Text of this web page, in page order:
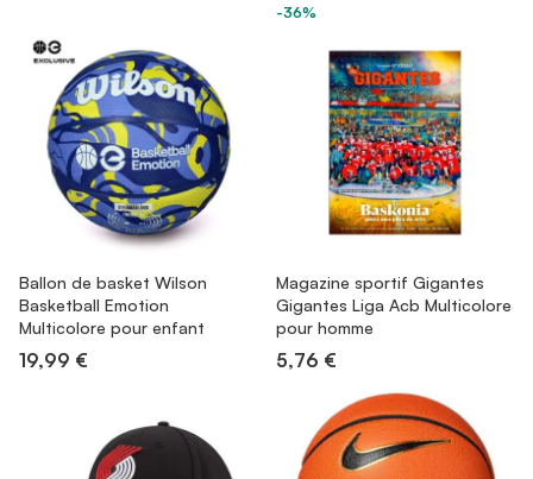
-36%
Ballon de basket Wilson
Basketball Emotion
Multicolore pour enfant
19,99 €
Magazine sportif Gigantes
Gigantes Liga Acb Multicolore
pour homme
5,76 €